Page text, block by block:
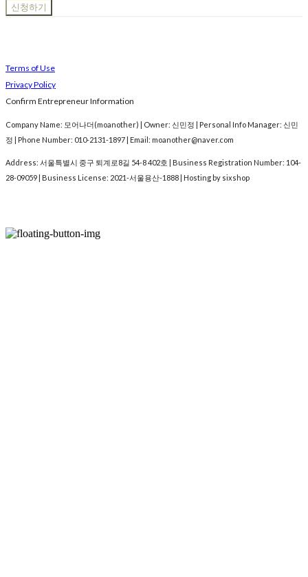
신청하기
Terms of Use
Privacy Policy
Confirm Entrepreneur Information
Company Name: 모어나더(moanother) | Owner: 신민정 | Personal Info Manager: 신민
정 | Phone Number: 010-2131-1897 | Email: moanother@naver.com
Address: 서울특별시 중구 퇴계로8길 54-8 402호 | Business Registration Number: 104-
28-09059 | Business License: 2021-서울용산-1888 | Hosting by sixshop